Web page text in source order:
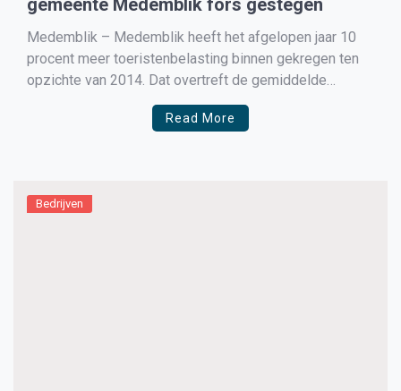
gemeente Medemblik fors gestegen
Medemblik – Medemblik heeft het afgelopen jaar 10
procent meer toeristenbelasting binnen gekregen ten
opzichte van 2014. Dat overtreft de gemiddelde
landelijke stijging van 8,6 procent (bron: Telegraaf). Dat
betekent dat het aantal toeristische overnachtingen in
Read More
Bedrijven